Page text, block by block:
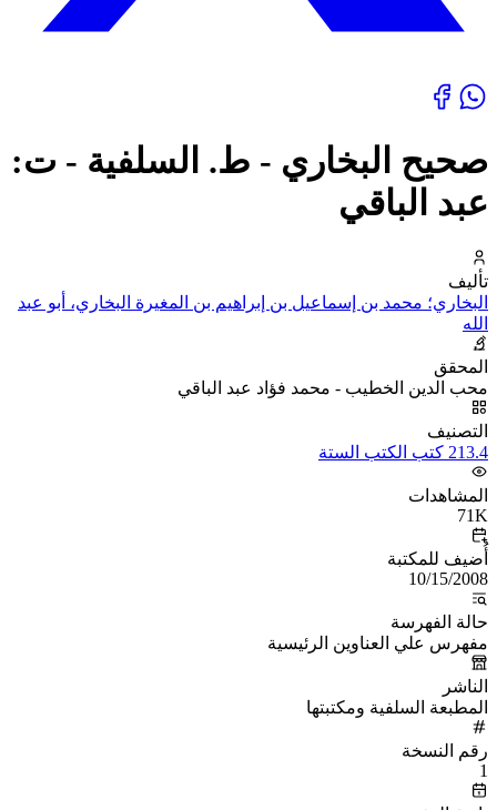
صحيح البخاري - ط. السلفية - ت:
عبد الباقي
تأليف
البخاري؛ محمد بن إسماعيل بن إبراهيم بن المغيرة البخاري، أبو عبد
الله
المحقق
محب الدين الخطيب - محمد فؤاد عبد الباقي
التصنيف
213.4 كتب الكتب الستة
المشاهدات
71K
أُضيف للمكتبة
10/15/2008
حالة الفهرسة
مفهرس علي العناوين الرئيسية
الناشر
المطبعة السلفية ومكتبتها
رقم النسخة
1